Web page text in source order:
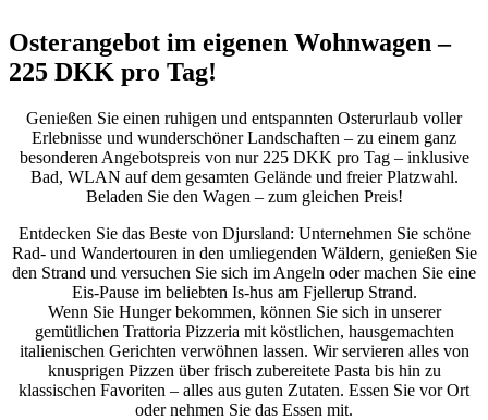
Osterangebot im eigenen Wohnwagen –
225 DKK pro Tag!
Genießen Sie einen ruhigen und entspannten Osterurlaub voller
Erlebnisse und wunderschöner Landschaften – zu einem ganz
besonderen Angebotspreis von nur 225 DKK pro Tag – inklusive
Bad, WLAN auf dem gesamten Gelände und freier Platzwahl.
Beladen Sie den Wagen – zum gleichen Preis!
Entdecken Sie das Beste von Djursland: Unternehmen Sie schöne
Rad- und Wandertouren in den umliegenden Wäldern, genießen Sie
den Strand und versuchen Sie sich im Angeln oder machen Sie eine
Eis-Pause im beliebten Is-hus am Fjellerup Strand.
Wenn Sie Hunger bekommen, können Sie sich in unserer
gemütlichen Trattoria Pizzeria mit köstlichen, hausgemachten
italienischen Gerichten verwöhnen lassen. Wir servieren alles von
knusprigen Pizzen über frisch zubereitete Pasta bis hin zu
klassischen Favoriten – alles aus guten Zutaten. Essen Sie vor Ort
oder nehmen Sie das Essen mit.